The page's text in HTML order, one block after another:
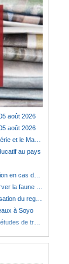
août 2026
août 2026
du Sud en quarts
au pays
à Huambo
sauvage
et des licences
à Soyo
au Royaume-Uni